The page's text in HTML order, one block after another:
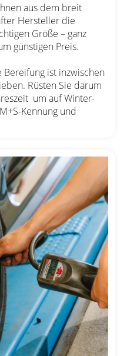
aus dem breit
Hersteller die
Größe – ganz
günstigen Preis.
Bereifung ist inzwischen
Rüsten Sie darum
um auf Winter-
Kennung und